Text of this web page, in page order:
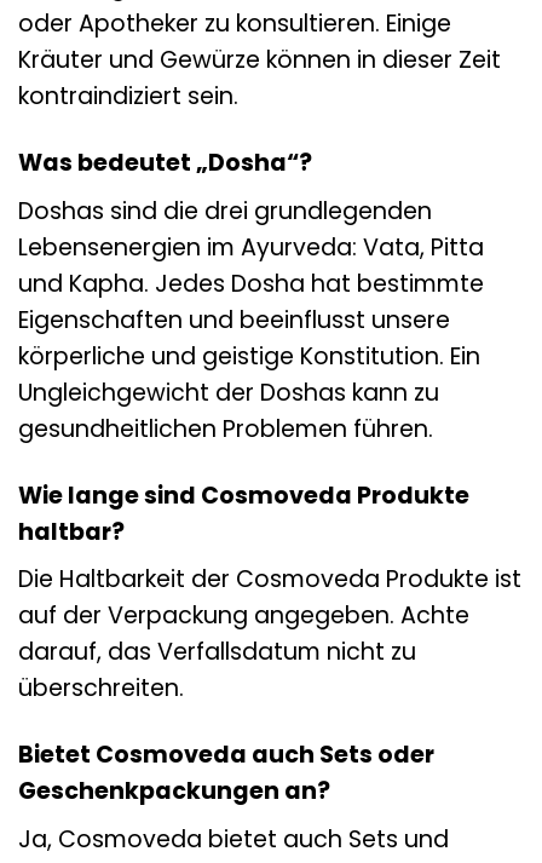
oder Apotheker zu konsultieren. Einige
Kräuter und Gewürze können in dieser Zeit
kontraindiziert sein.
Was bedeutet „Dosha“?
Doshas sind die drei grundlegenden
Lebensenergien im Ayurveda: Vata, Pitta
und Kapha. Jedes Dosha hat bestimmte
Eigenschaften und beeinflusst unsere
körperliche und geistige Konstitution. Ein
Ungleichgewicht der Doshas kann zu
gesundheitlichen Problemen führen.
Wie lange sind Cosmoveda Produkte
haltbar?
Die Haltbarkeit der Cosmoveda Produkte ist
auf der Verpackung angegeben. Achte
darauf, das Verfallsdatum nicht zu
überschreiten.
Bietet Cosmoveda auch Sets oder
Geschenkpackungen an?
Ja, Cosmoveda bietet auch Sets und